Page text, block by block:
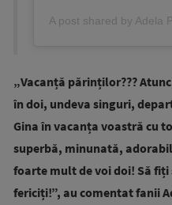
A post shared by Adela
„Vacanță părinților???
în doi, undeva singuri,
Gina în vacanța voastră cu
superbă, minunată,
foarte mult de voi doi! Să
fericiți!”, au comentat fanii